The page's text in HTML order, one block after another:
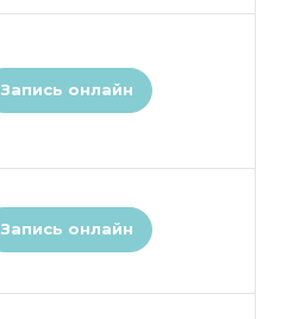
Запись онлайн
Запись онлайн